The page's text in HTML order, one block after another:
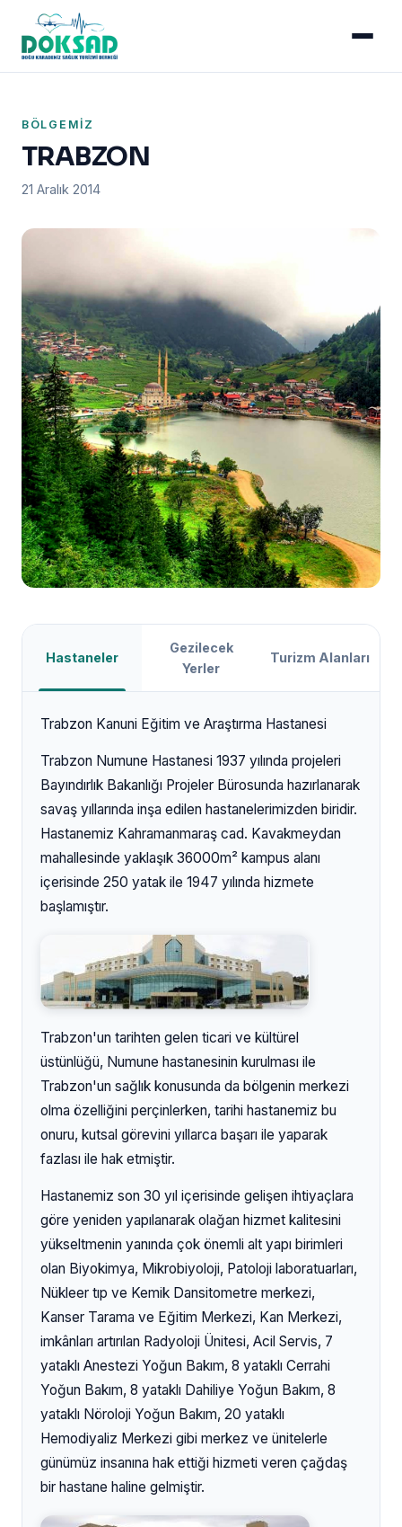
BÖLGEMIZ
TRABZON
21 Aralık 2014
Hastaneler
Gezilecek
Yerler
Turizm Alanları
Trabzon Kanuni Eğitim ve Araştırma Hastanesi
Trabzon Numune Hastanesi 1937 yılında projeleri
Bayındırlık Bakanlığı Projeler Bürosunda hazırlanarak
savaş yıllarında inşa edilen hastanelerimizden biridir.
Hastanemiz Kahramanmaraş cad. Kavakmeydan
mahallesinde yaklaşık 36000m² kampus alanı
içerisinde 250 yatak ile 1947 yılında hizmete
başlamıştır.
Trabzon'un tarihten gelen ticari ve kültürel
üstünlüğü, Numune hastanesinin kurulması ile
Trabzon'un sağlık konusunda da bölgenin merkezi
olma özelliğini perçinlerken, tarihi hastanemiz bu
onuru, kutsal görevini yıllarca başarı ile yaparak
fazlası ile hak etmiştir.
Hastanemiz son 30 yıl içerisinde gelişen ihtiyaçlara
göre yeniden yapılanarak olağan hizmet kalitesini
yükseltmenin yanında çok önemli alt yapı birimleri
olan Biyokimya, Mikrobiyoloji, Patoloji laboratuarları,
Nükleer tıp ve Kemik Dansitometre merkezi,
Kanser Tarama ve Eğitim Merkezi, Kan Merkezi,
imkânları artırılan Radyoloji Ünitesi, Acil Servis, 7
yataklı Anestezi Yoğun Bakım, 8 yataklı Cerrahi
Yoğun Bakım, 8 yataklı Dahiliye Yoğun Bakım, 8
yataklı Nöroloji Yoğun Bakım, 20 yataklı
Hemodiyaliz Merkezi gibi merkez ve ünitelerle
günümüz insanına hak ettiği hizmeti veren çağdaş
bir hastane haline gelmiştir.